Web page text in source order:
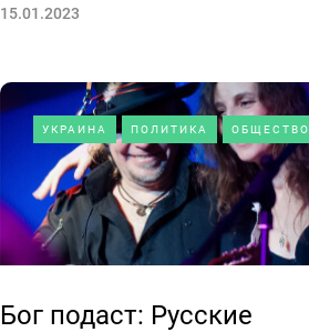
15.01.2023
УКРАИНА ПОЛИТИКА ОБЩЕСТВО
Бог подаст: Русские